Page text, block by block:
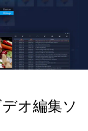
オ編集ソ